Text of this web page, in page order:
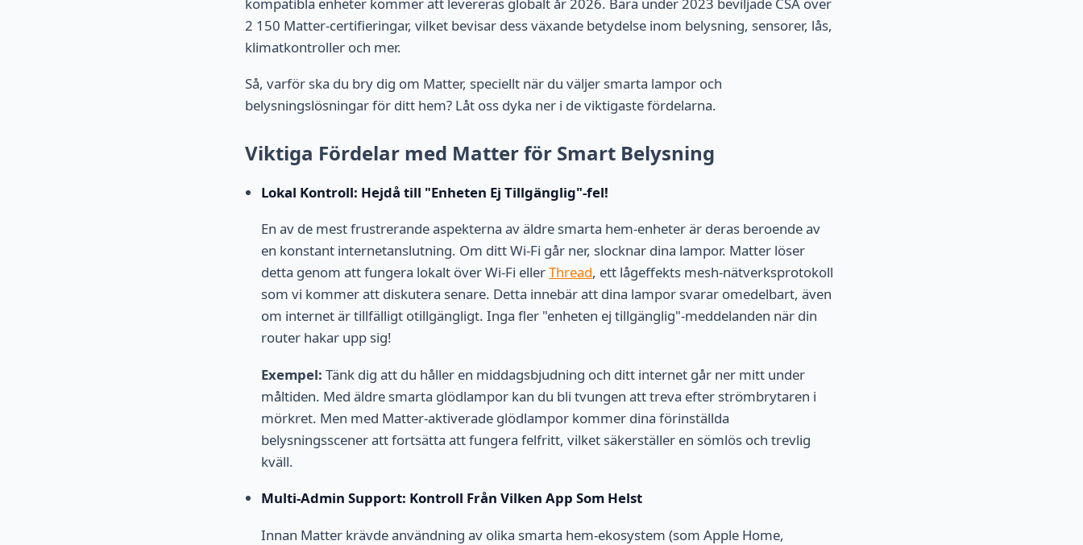
2 150 Matter-certifieringar, vilket bevisar dess växande betydelse inom belysning, sensorer, lås,
klimatkontroller och mer.
Så, varför ska du bry dig om Matter, speciellt när du väljer smarta lampor och
belysningslösningar för ditt hem? Låt oss dyka ner i de viktigaste fördelarna.
Viktiga Fördelar med Matter för Smart Belysning
Lokal Kontroll: Hejdå till "Enheten Ej Tillgänglig"-fel!
En av de mest frustrerande aspekterna av äldre smarta hem-enheter är deras beroende av
en konstant internetanslutning. Om ditt Wi-Fi går ner, slocknar dina lampor. Matter löser
detta genom att fungera lokalt över Wi-Fi ellerThread, ett lågeffekts mesh-nätverksprotokoll
som vi kommer att diskutera senare. Detta innebär att dina lampor svarar omedelbart, även
om internet är tillfälligt otillgängligt. Inga fler "enheten ej tillgänglig"-meddelanden när din
router hakar upp sig!
Exempel: Tänk dig att du håller en middagsbjudning och ditt internet går ner mitt under
måltiden. Med äldre smarta glödlampor kan du bli tvungen att treva efter strömbrytaren i
mörkret. Men med Matter-aktiverade glödlampor kommer dina förinställda
belysningsscener att fortsätta att fungera felfritt, vilket säkerställer en sömlös och trevlig
kväll.
Multi-Admin Support: Kontroll Från Vilken App Som Helst
Innan Matter krävde användning av olika smarta hem-ekosystem (som Apple Home,